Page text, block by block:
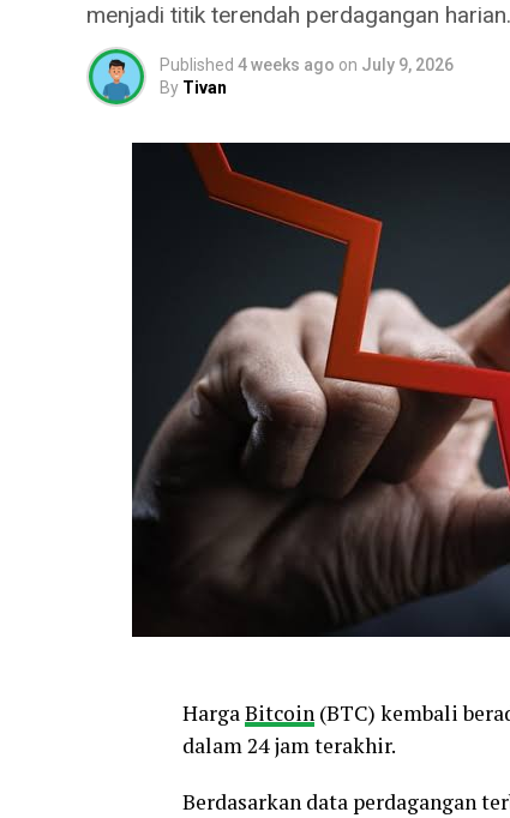
menjadi titik terendah perdagangan harian.
Published 4 weeks ago on July 9, 2026
By Tivan
HargaBitcoin (BTC) kembali
dalam 24 jam terakhir.
Berdasarkan data perdagangan